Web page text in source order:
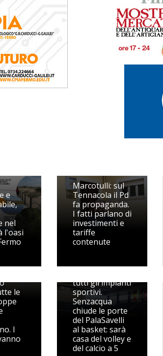
e
nel
l'oasi
Marcotulli: sul
Tennacola il Pd
fa propaganda.
I fatti parlano di
investimenti e
tariffe
contenute
le
I
tutti gli impianti
sportivi.
Senzacqua
chiude le porte
del PalaSavelli
al basket: sarà
casa del volley e
del calcio a 5